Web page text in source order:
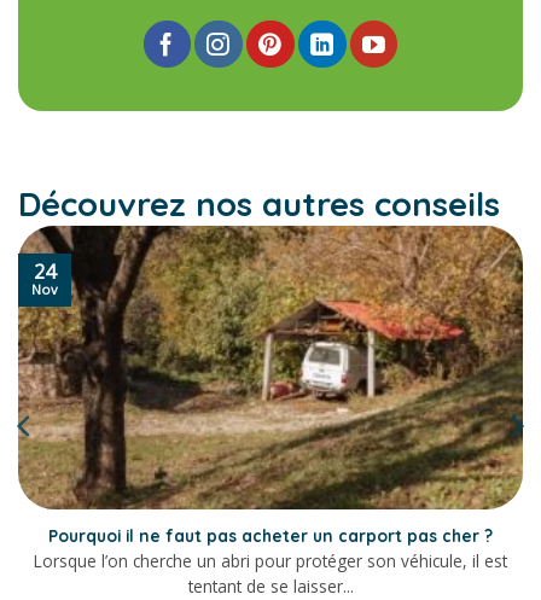
Découvrez nos autres conseils
Pourquoi il ne faut pas acheter un carport pas cher ?
Lorsque l’on cherche un abri pour protéger son véhicule, il est
tentant de se laisser...
24
Nov